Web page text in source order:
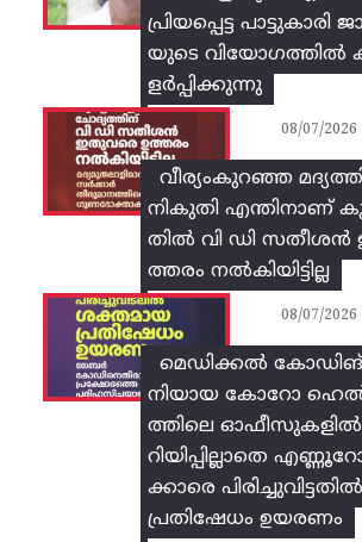
പ്രിയപ്പെട്ട പാട്ടുകാരി
യുടെ വിയോഗത്തിൽ
ളർപ്പിക്കുന്നു
വീര്യംകുറഞ്ഞ
നികുതി എന്തിനാണ്
തിൽ വി ഡി
ത്തരം നൽകിയിട്ടില്ല
08/07/2026
മെഡിക്കൽ കോഡിങ്
നിയായ കോറോ
ത്തിലെ
റിയിപ്പില്ലാതെ
ക്കാരെ
പ്രതിഷേധം ഉയരണം
08/07/2026